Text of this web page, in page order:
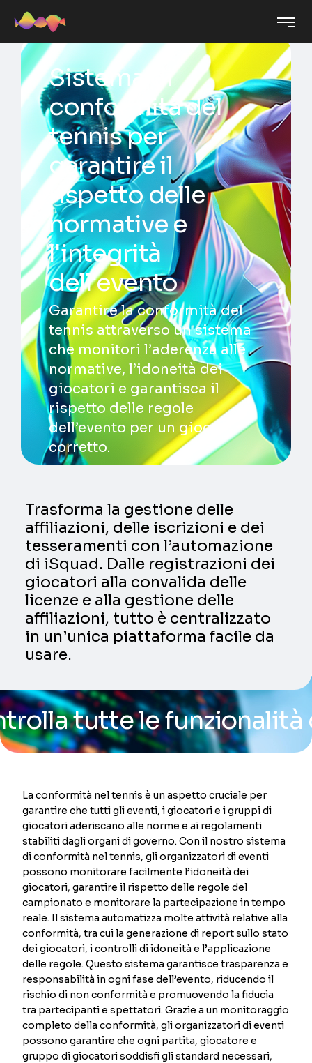
Sistema di
conformità del
tennis per
garantire il
rispetto delle
normative e
l'integrità
dell'evento
Garantire la conformità del
tennis attraverso un sistema
che monitori l’aderenza alle
normative, l’idoneità dei
giocatori e garantisca il
rispetto delle regole
dell’evento per un gioco
corretto.
Trasforma la gestione delle
affiliazioni, delle iscrizioni e dei
tesseramenti con l’automazione
di iSquad. Dalle registrazioni dei
giocatori alla convalida delle
licenze e alla gestione delle
affiliazioni, tutto è centralizzato
in un’unica piattaforma facile da
usare.
le funzionalità
La conformità nel tennis è un aspetto cruciale per
garantire che tutti gli eventi, i giocatori e i gruppi di
giocatori aderiscano alle norme e ai regolamenti
stabiliti dagli organi di governo. Con il nostro sistema
di conformità nel tennis, gli organizzatori di eventi
possono monitorare facilmente l’idoneità dei
giocatori, garantire il rispetto delle regole del
campionato e monitorare la partecipazione in tempo
reale. Il sistema automatizza molte attività relative alla
conformità, tra cui la generazione di report sullo stato
dei giocatori, i controlli di idoneità e l’applicazione
delle regole. Questo sistema garantisce trasparenza e
responsabilità in ogni fase dell’evento, riducendo il
rischio di non conformità e promuovendo la fiducia
tra partecipanti e spettatori. Grazie a un monitoraggio
completo della conformità, gli organizzatori di eventi
possono garantire che ogni partita, giocatore e
gruppo di giocatori soddisfi gli standard necessari,